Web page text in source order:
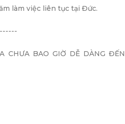
làm việc liên tục tại Đức.
CHƯA BAO GIỜ DỄ DÀNG ĐẾN